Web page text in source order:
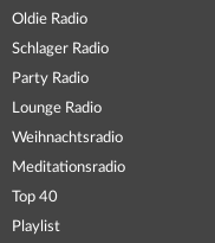
Oldie Radio
Schlager Radio
Party Radio
Lounge Radio
Weihnachtsradio
Meditationsradio
Top 40
Playlist